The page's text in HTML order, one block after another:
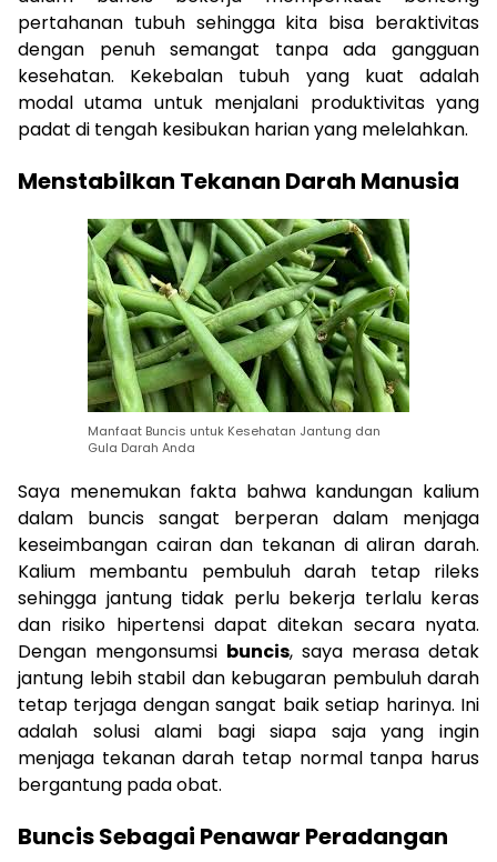
pertahanan tubuh sehingga kita bisa beraktivitas
dengan penuh semangat tanpa ada gangguan
kesehatan. Kekebalan tubuh yang kuat adalah
modal utama untuk menjalani produktivitas yang
padat di tengah kesibukan harian yang melelahkan.
Menstabilkan Tekanan Darah Manusia
Manfaat Buncis untuk Kesehatan Jantung dan
Gula Darah Anda
Saya menemukan fakta bahwa kandungan kalium
dalam buncis sangat berperan dalam menjaga
keseimbangan cairan dan tekanan di aliran darah.
Kalium membantu pembuluh darah tetap rileks
sehingga jantung tidak perlu bekerja terlalu keras
dan risiko hipertensi dapat ditekan secara nyata.
Dengan mengonsumsi buncis, saya merasa detak
jantung lebih stabil dan kebugaran pembuluh darah
tetap terjaga dengan sangat baik setiap harinya. Ini
adalah solusi alami bagi siapa saja yang ingin
menjaga tekanan darah tetap normal tanpa harus
bergantung pada obat.
Buncis Sebagai Penawar Peradangan